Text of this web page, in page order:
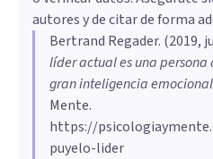
autores y de citar de forma
Bertrand Regader. (2019,
líder actual es una
gran inteligencia
Mente.
https://
puyelo-lider